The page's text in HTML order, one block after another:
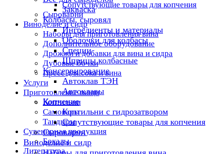
Сопутствующие товары для копчения
Сыроварни
Виноделие и сидр
Наборы для приготовления вина
Дополнительное оборудование
Дрожжи и добавки для вина и сидра
Дубовые бочки
Пресс для сока и вина
Услуги
Приготовление пищи
Коптильни
Самовары
Тандыры
Сувенирная продукция
Бокалы
Литература
Закваска
Колбасы, сыровял
Ингредиенты и материалы
Оболочки для колбасы
Специи
Шприцы колбасные
Консервирование
Автоклав ТЭН
Автоклавы
Копчение
Коптильни с гидрозатвором
Сопутствующие товары для копчения
Сыроварни
Виноделие и сидр